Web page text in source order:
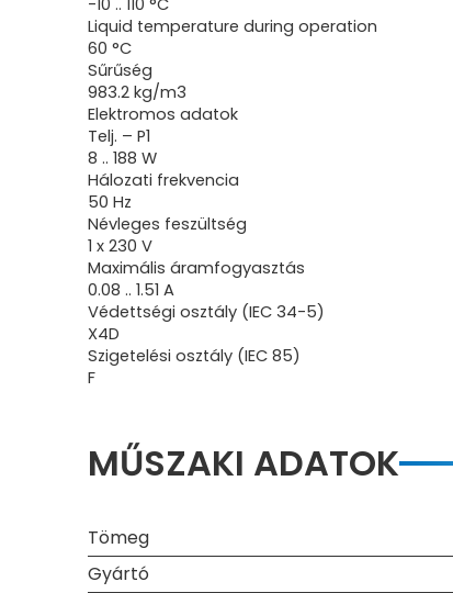
Liquid temperature during operation
60 °C
Sűrűség
983.2 kg/m3
Elektromos adatok
Telj. – P1
8 .. 188 W
Hálozati frekvencia
50 Hz
Névleges feszültség
1 x 230 V
Maximális áramfogyasztás
0.08 .. 1.51 A
Védettségi osztály (IEC 34-5)
X4D
Szigetelési osztály (IEC 85)
F
MŰSZAKI ADATOK
Tömeg
Gyártó